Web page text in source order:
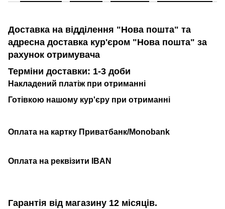
Доставка на відділення "Нова пошта" та
адресна доставка кур'єром "Нова пошта" за
рахунок отримувача
Терміни доставки: 1-3 доби
Накладений платіж при отриманні
Готівкою нашому кур'єру при отриманні
Оплата на картку Приватбанк/Monobank
Оплата на реквізити IBAN
Гарантія від магазину 12 місяців.